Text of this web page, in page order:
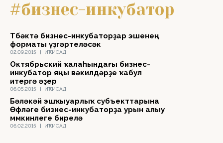
#бизнес-инкубатор
02.09.2015 | ИҠТИСАД
Төбәктә бизнес-инкубаторҙар эшенең
форматы үҙгәртеләсәк
06.05.2015 | ИҠТИСАД
Октябрьский ҡалаһындағы бизнес-
инкубатор яңы вәкилдәрҙе ҡабул
итергә әҙер
06.02.2015 | ИҠТИСАД
Бәләкәй эшҡыуарлыҡ субъекттарына
Өфөләге бизнес-инкубаторҙа урын алыу
мөмкинлеге бирелә